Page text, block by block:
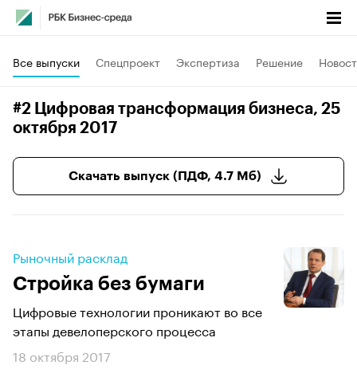
Все выпуски Спецпроект Экспертиза Решение
#2 Цифровая трансформация бизнеса, 25
октября 2017
Скачать выпуск (ПДФ, 4.7 Мб)
Рыночный расклад
Стройка без бумаги
​​​​​​​Цифровые технологии проникают во все
этапы девелоперского процесса
18 октября 2017